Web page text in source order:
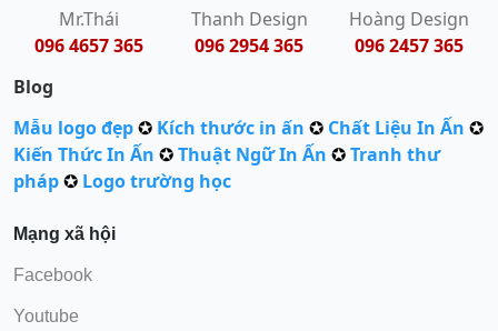
Mr.Thái
096 4657 365
Thanh Design
096 2954 365
Hoàng Design
096 2457 365
Blog
Mẫu logo đẹp✪ Kích thước in ấn ✪ Chất Liệu In Ấn ✪
Kiến Thức In Ấn ✪Thuật Ngữ In Ấn ✪Tranh thư
pháp✪ Logo trường học
Mạng xã hội
Facebook
Youtube